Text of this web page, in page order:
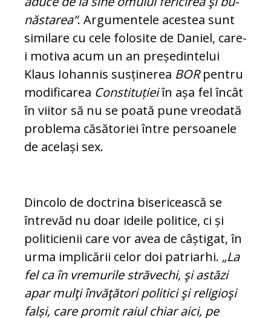
nă­sta­rea“. Argumentele acestea sunt
simi­lare cu cele folosite de Daniel, care-
i motiva acum un an președintelui
Klaus Iohannis susținerea BORpentru
modificarea Constituțieiîn așa fel încât
în viitor să nu se poată pune vreodată
problema căsătoriei între persoanele
de același sex.
Dincolo de doctrina bisericească se
întrevăd nu doar ideile politice, ci și
politicienii care vor avea de câștigat, în
urma implicării celor doi patriarhi. „La
fel ca în vremurile străvechi, şi astăzi
apar mulţi învăţători politici şi religioşi
falși, care promit raiul chiar aici, pe